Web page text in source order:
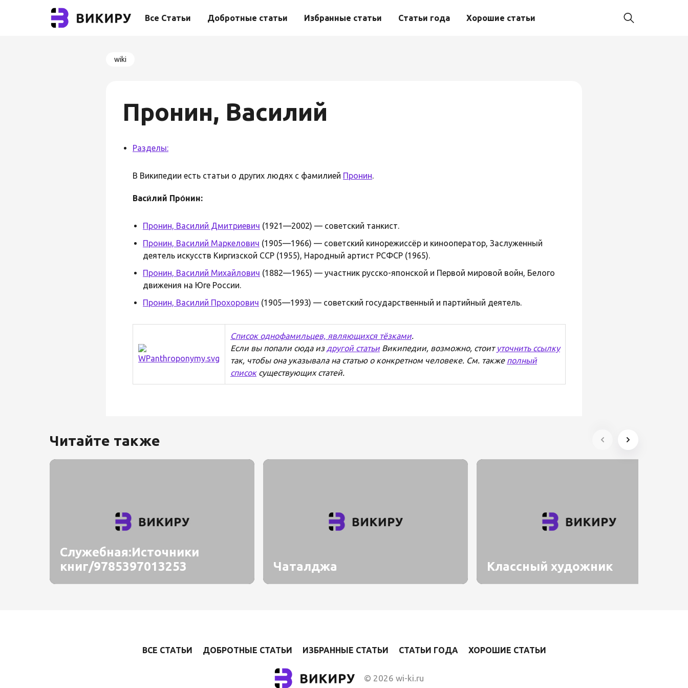
Все Статьи Добротные статьи Избранные статьи Статьи года Хорошие статьи
wiki
Пронин, Василий
Разделы:
В Википедии есть статьи о других людях с фамилией Пронин.
Васи́лий Про́нин:
Пронин, Василий Дмитриевич (1921—2002) — советский танкист.
Пронин, Василий Маркелович (1905—1966) — советский кинорежиссёр и кинооператор, Заслуженный
деятель искусств Киргизской ССР (1955), Народный артист РСФСР (1965).
Пронин, Василий Михайлович (1882—1965) — участник русско-японской и Первой мировой войн, Белого
движения на Юге России.
Пронин, Василий Прохорович (1905—1993) — советский государственный и партийный деятель.
Список однофамильцев, являющихся тёзками.
Если вы попали сюда из другой статьиВикипедии, возможно, стоит уточнить ссылку
так, чтобы она указывала на статью о конкретном человеке. См. также полный
списоксуществующих статей.
Читайте также
Служебная:Источники
книг/9785397013253
Чаталджа Классный художник
ВСЕ СТАТЬИ ДОБРОТНЫЕ СТАТЬИ ИЗБРАННЫЕ СТАТЬИ СТАТЬИ ГОДА ХОРОШИЕ СТАТЬИ
© 2026 wi-ki.ru